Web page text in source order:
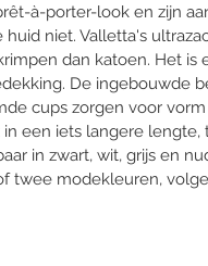
à-porter-look en zijn
niet. Valletta's
dan katoen. Het
De ingebouwde
cups zorgen voor
een iets langere lengte,
in zwart, wit, grijs en
twee modekleuren,